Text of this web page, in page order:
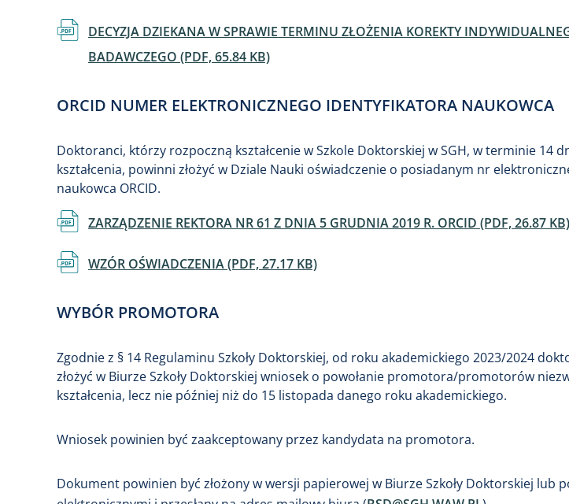
DokumentDECYZJA DZIEKANA W SPRAWIE TERMINU ZŁOŻENIA KOREKTY
BADAWCZEGO (PDF, 65.84 KB)
ORCID NUMER ELEKTRONICZNEGO IDENTYFIKATORA NAUKOWCA
Doktoranci, którzy rozpoczną kształcenie w Szkole Doktorskiej w SGH, w terminie 14
kształcenia, powinni złożyć w Dziale Nauki oświadczenie o posiadanym nr
naukowca ORCID.
DokumentZARZĄDZENIE REKTORA NR 61 Z DNIA 5 GRUDNIA 2019 R. ORCID (PDF, 26.87 KB)
DokumentWZÓR OŚWIADCZENIA (PDF, 27.17 KB)
WYBÓR PROMOTORA
Zgodnie z § 14 Regulaminu Szkoły Doktorskiej, od roku akademickiego 2023/2024
złożyć w Biurze Szkoły Doktorskiej wniosek o powołanie promotora/promotorów
kształcenia, lecz nie później niż do 15 listopada danego roku akademickiego.
Wniosek powinien być zaakceptowany przez kandydata na promotora.
Dokument powinien być złożony w wersji papierowej w Biurze Szkoły Doktorskiej lub